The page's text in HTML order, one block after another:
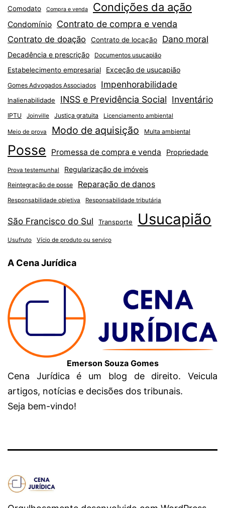
Comodato Compra e venda Condições da ação
Condomínio Contrato de compra e venda
Contrato de doação Contrato de locação Dano moral
Decadência e prescrição Documentos usucapião
Estabelecimento empresarial Exceção de usucapião
Gomes Advogados Associados Impenhorabilidade
Inalienabilidade INSS e Previdência Social Inventário
IPTU Joinville Justiça gratuita Licenciamento ambiental
Meio de prova Modo de aquisição Multa ambiental
Posse Promessa de compra e venda Propriedade
Prova testemunhal Regularização de imóveis
Reintegração de posse Reparação de danos
Responsabilidade objetiva Responsabilidade tributária
São Francisco do Sul Transporte Usucapião
Usufruto Vício de produto ou serviço
A Cena Jurídica
Emerson Souza Gomes
Cena Jurídica é um blog de direito. Veicula
artigos, notícias e decisões dos tribunais.
Seja bem-vindo!